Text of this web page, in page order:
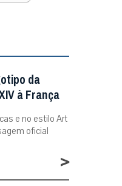
da
à França
e no estilo Art
oficial
>